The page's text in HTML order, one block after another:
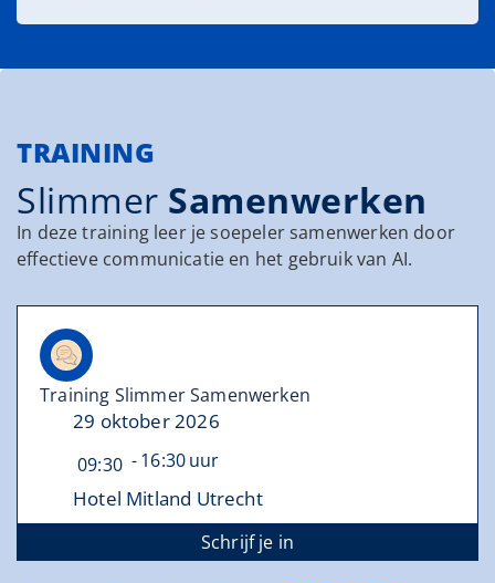
TRAINING
Slimmer Samenwerken
In deze training leer je soepeler samenwerken door
effectieve communicatie en het gebruik van AI.
Training Slimmer Samenwerken
29 oktober 2026
09:30 16:30
Hotel Mitland Utrecht
Schrijf je in